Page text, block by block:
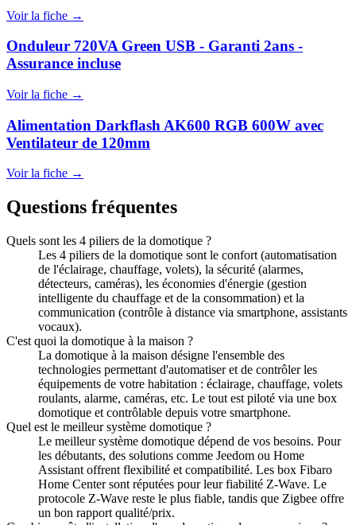
Voir la fiche →
Onduleur 720VA Green USB - Garanti 2ans -
Assurance incluse
Voir la fiche →
Alimentation Darkflash AK600 RGB 600W avec
Ventilateur de 120mm
Voir la fiche →
Questions fréquentes
Quels sont les 4 piliers de la domotique ?
Les 4 piliers de la domotique sont le confort (automatisation
de l'éclairage, chauffage, volets), la sécurité (alarmes,
détecteurs, caméras), les économies d'énergie (gestion
intelligente du chauffage et de la consommation) et la
communication (contrôle à distance via smartphone, assistants
vocaux).
C'est quoi la domotique à la maison ?
La domotique à la maison désigne l'ensemble des
technologies permettant d'automatiser et de contrôler les
équipements de votre habitation : éclairage, chauffage, volets
roulants, alarme, caméras, etc. Le tout est piloté via une box
domotique et contrôlable depuis votre smartphone.
Quel est le meilleur système domotique ?
Le meilleur système domotique dépend de vos besoins. Pour
les débutants, des solutions comme Jeedom ou Home
Assistant offrent flexibilité et compatibilité. Les box Fibaro
Home Center sont réputées pour leur fiabilité Z-Wave. Le
protocole Z-Wave reste le plus fiable, tandis que Zigbee offre
un bon rapport qualité/prix.